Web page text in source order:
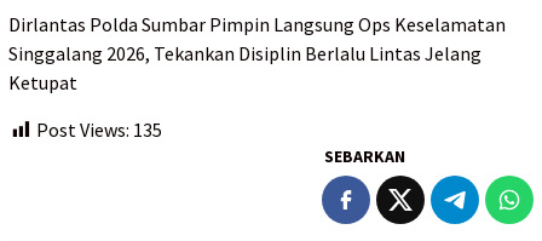
Dirlantas Polda Sumbar Pimpin Langsung Ops Keselamatan
Singgalang 2026, Tekankan Disiplin Berlalu Lintas Jelang
Ketupat
Post Views: 135
SEBARKAN